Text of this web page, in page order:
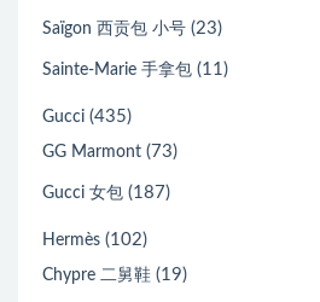
Saïgon 西贡包 小号 (23)
Sainte-Marie 手拿包 (11)
Gucci (435)
GG Marmont (73)
Gucci 女包 (187)
Hermès (102)
Chypre 二舅鞋 (19)